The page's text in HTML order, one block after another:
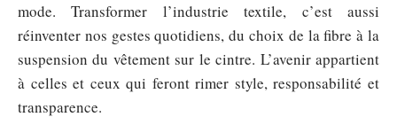
mode. Transformer l’industrie textile, c’est aussi
réinventer nos gestes quotidiens, du choix de la fibre à la
suspension du vêtement sur le cintre. L’avenir appartient
à celles et ceux qui feront rimer style, responsabilité et
transparence.